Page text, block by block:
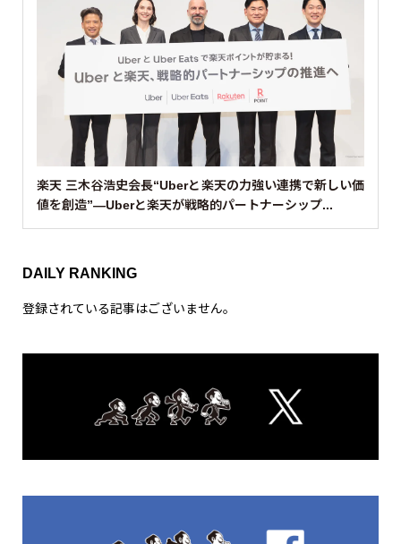
楽天 三木谷浩史会長“Uberと楽天の力強い連携で新しい価
値を創造”—Uberと楽天が戦略的パートナーシップ...
DAILY RANKING
登録されている記事はございません。